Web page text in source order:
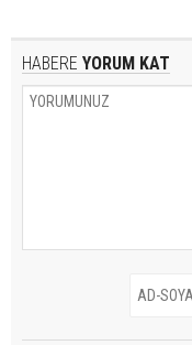
HABERE YORUM KAT